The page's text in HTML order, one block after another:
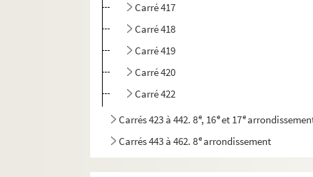
Carré 417
Carré 418
Carré 419
Carré 420
Carré 422
Carrés 423 à 442. 8e, 16eet 17e
Carrés 443 à 462. 8earrondissement